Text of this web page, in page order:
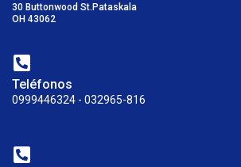
30 Buttonwood St.Pataskala
OH 43062
Teléfonos
0999446324 - 032965-816